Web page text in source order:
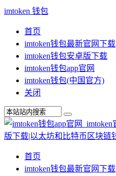
imtoken 钱包
首页
imtoken钱包最新官网下载
imtoken钱包安卓版下载
imtoken钱包app官网
imtoken钱包(中国官方)
关闭
首页
imtoken钱包最新官网下载